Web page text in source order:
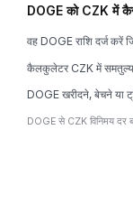
DOGE को CZK में
वह DOGE राशि दर्ज करें
कैलकुलेटर CZK में समतुल्य
DOGE खरीदने, बेचने या
DOGE से CZK विनिमय दर